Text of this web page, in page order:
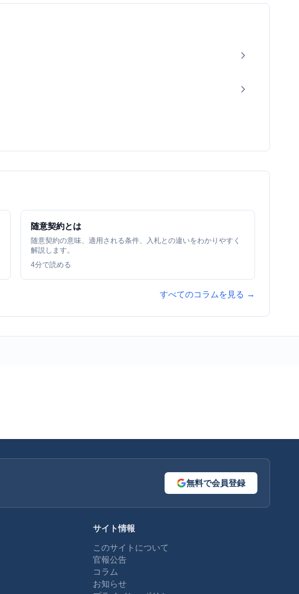
随意契約とは
随意契約の意味、適用される条件、入札との違いをわかりやすく
解説します。
4分で読める
すべてのコラムを見る →
無料で会員登録
サイト情報
このサイトについて
官報公告
コラム
お知らせ